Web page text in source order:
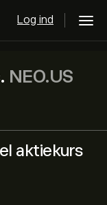
Log ind
NEO.US
aktiekurs